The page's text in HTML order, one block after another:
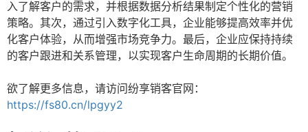
入了解客户的需求，并根据数据分析结果制定个性化的营销
策略。其次，通过引入数字化工具，企业能够提高效率并优
化客户体验，从而增强市场竞争力。最后，企业应保持持续
的客户跟进和关系管理，以实现客户生命周期的长期价值。
欲了解更多信息，请访问纷享销客官网：
https://fs80.cn/lpgyy2